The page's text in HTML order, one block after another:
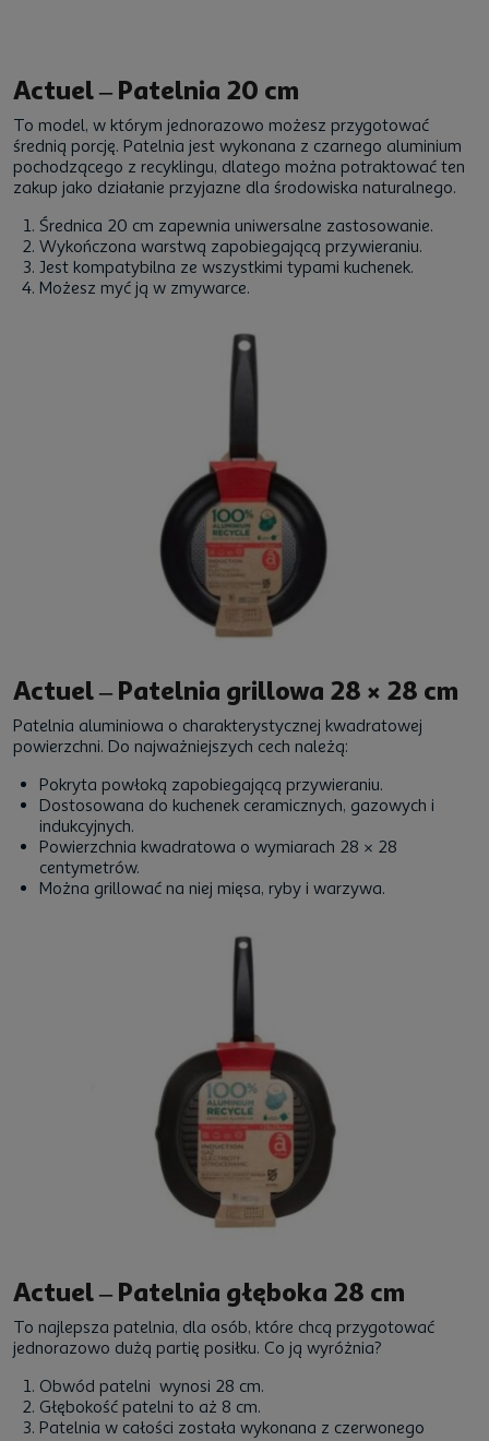
Actuel – Patelnia 20 cm
To model, w którym jednorazowo możesz przygotować
średnią porcję. Patelnia jest wykonana z czarnego aluminium
pochodzącego z recyklingu, dlatego można potraktować ten
zakup jako działanie przyjazne dla środowiska naturalnego.
Średnica 20 cm zapewnia uniwersalne zastosowanie.
Wykończona warstwą zapobiegającą przywieraniu.
Jest kompatybilna ze wszystkimi typami kuchenek.
Możesz myć ją w zmywarce.
Actuel – Patelnia grillowa 28 × 28 cm
Patelnia aluminiowa o charakterystycznej kwadratowej
powierzchni. Do najważniejszych cech należą:
Pokryta powłoką zapobiegającą przywieraniu.
Dostosowana do kuchenek ceramicznych, gazowych i
indukcyjnych.
Powierzchnia kwadratowa o wymiarach 28 × 28
centymetrów.
Można grillować na niej mięsa, ryby i warzywa.
Actuel – Patelnia głęboka 28 cm
To najlepsza patelnia, dla osób, które chcą przygotować
jednorazowo dużą partię posiłku. Co ją wyróżnia?
Obwód patelni wynosi 28 cm.
Głębokość patelni to aż 8 cm.
Patelnia w całości została wykonana z czerwonego